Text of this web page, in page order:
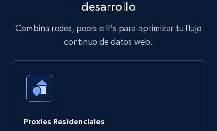
desarrollo
Combina redes, peers e IPs para optimizar tu flujo
continuo de datos web.
Proxies Residenciales